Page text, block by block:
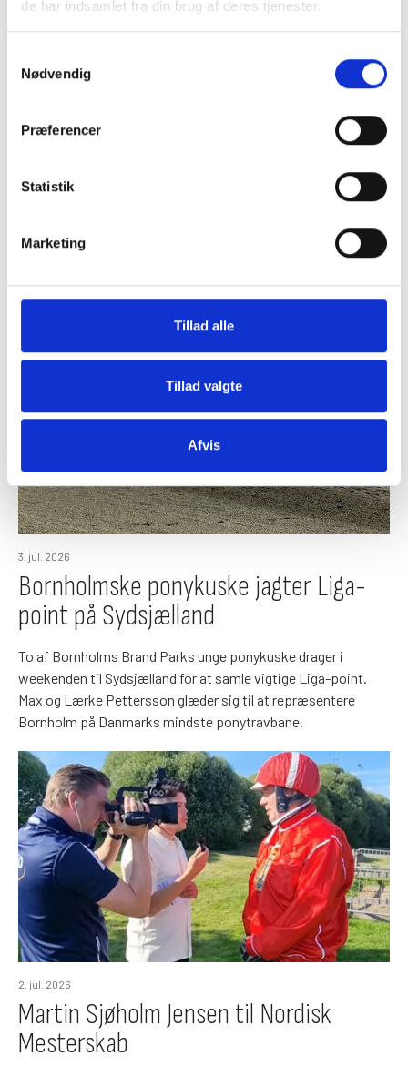
de har indsamlet fra din brug af deres tjenester.
personoplysninger i vores privatlivspolitik, som du
Nødvendig
Præferencer
Statistik
Marketing
Tillad alle
Tillad valgte
Afvis
Løbsbanen midlertidig lukket
3. jul. 2026
Bornholmske ponykuske jagter Liga-
point på Sydsjælland
To af Bornholms Brand Parks unge ponykuske drager i
weekenden til Sydsjælland for at samle vigtige Liga-point.
Max og Lærke Pettersson glæder sig til at repræsentere
Bornholm på Danmarks mindste ponytravbane.
2. jul. 2026
Martin Sjøholm Jensen til Nordisk
Mesterskab